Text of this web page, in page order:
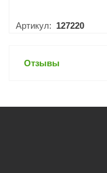
Артикул: 127220
Отзывы